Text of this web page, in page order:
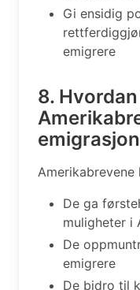
Gi ensidig
emigrere
8.
De ga
muligheter i
De
emigrere
De bidro til